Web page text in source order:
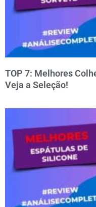
TOP 7: Melhores
Veja a Seleção!